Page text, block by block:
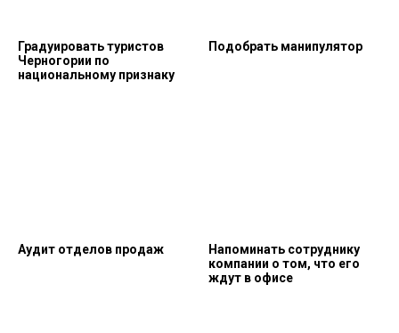
Градуировать туристов
Черногории по
национальному признаку
Подобрать манипулятор
Аудит отделов продаж
Напоминать сотруднику
компании о том, что его
ждут в офисе